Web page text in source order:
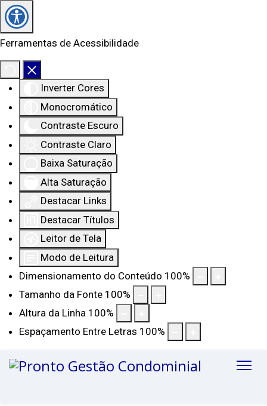
Ferramentas de Acessibilidade
Inverter Cores
Monocromático
Contraste Escuro
Contraste Claro
Baixa Saturação
Alta Saturação
Destacar Links
Destacar Títulos
Leitor de Tela
Modo de Leitura
Dimensionamento do Conteúdo 100%
Tamanho da Fonte 100%
Altura da Linha 100%
Espaçamento Entre Letras 100%